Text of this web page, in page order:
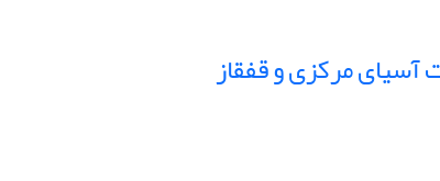
آسیای مرکزی و قفقاز